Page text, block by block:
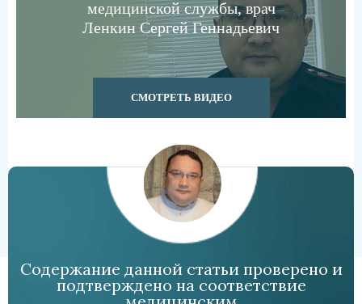
медицинской службы, врач
Ленкин Сергей Геннадьевич
СМОТРЕТЬ ВИДЕО
Содержание данной статьи проверено и
подтверждено на соответствие